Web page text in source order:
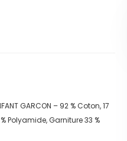
GARCON – 92 % Coton, 17
Polyamide, Garniture 33 %